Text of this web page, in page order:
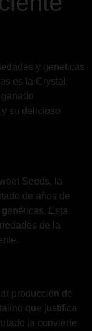
y geneticas
es la Crystal
su delicioso
Seeds, la
de años de
Esta
de la
producción de
que justifica
la convierte